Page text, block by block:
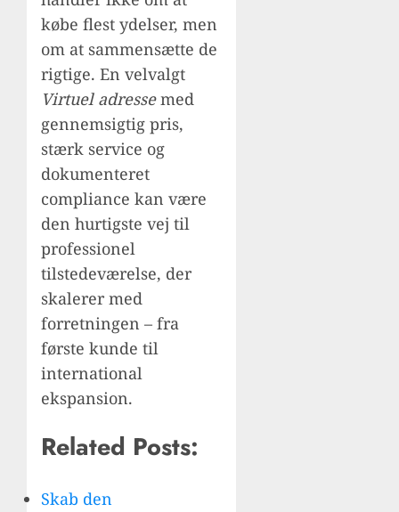
købe flest ydelser, men
om at sammensætte de
rigtige. En velvalgt
Virtuel adressemed
gennemsigtig pris,
stærk service og
dokumenteret
compliance kan være
den hurtigste vej til
professionel
tilstedeværelse, der
skalerer med
forretningen – fra
første kunde til
international
ekspansion.
Related Posts:
Skab den